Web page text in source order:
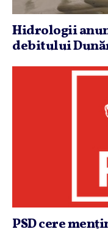
Hidrologii
debitului
PSD cere